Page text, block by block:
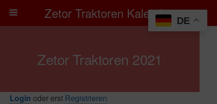
Zetor Traktoren Kalender
Zetor Traktoren 2021
Login oder erst Registrieren
DE